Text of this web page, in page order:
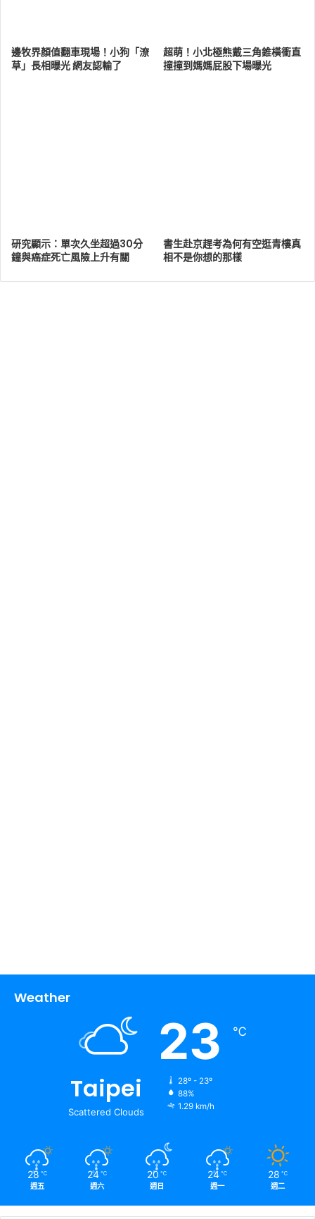
邊牧界顏值翻車現場！小狗「潦
草」長相曝光 網友認輸了
超萌！小北極熊戴三角錐橫衝直
撞撞到媽媽屁股下場曝光
研究顯示：單次久坐超過30分
鐘與癌症死亡風險上升有關
書生赴京趕考為何有空逛青樓真
相不是你想的那樣
Weather
Taipei
Scattered Clouds
23 ℃
28º - 23º
88%
1.29 km/h
28 ℃
週五
24 ℃
週六
20 ℃
週日
24 ℃
週一
28 ℃
週二